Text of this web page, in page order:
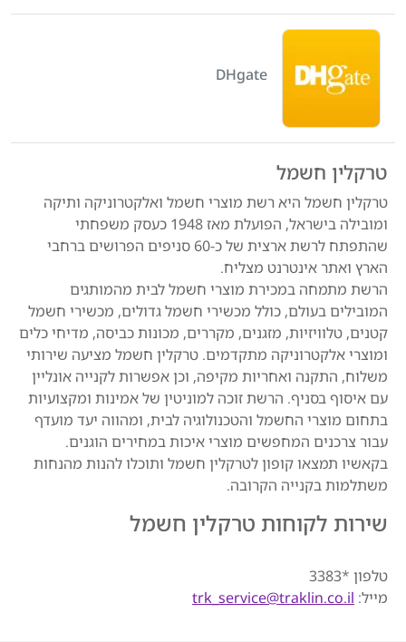
DHgate
טרקלין חשמל
טרקלין חשמל היא רשת מוצרי חשמל ואלקטרוניקה ותיקה
ומובילה בישראל, הפועלת מאז 1948 כעסק משפחתי
שהתפתח לרשת ארצית של כ-60 סניפים הפרושים ברחבי
הארץ ואתר אינטרנט מצליח.
הרשת מתמחה במכירת מוצרי חשמל לבית מהמותגים
המובילים בעולם, כולל מכשירי חשמל גדולים, מכשירי חשמל
קטנים, טלוויזיות, מזגנים, מקררים, מכונות כביסה, מדיחי כלים
ומוצרי אלקטרוניקה מתקדמים. טרקלין חשמל מציעה שירותי
משלוח, התקנה ואחריות מקיפה, וכן אפשרות לקנייה אונליין
עם איסוף בסניף. הרשת זוכה למוניטין של אמינות ומקצועיות
בתחום מוצרי החשמל והטכנולוגיה לבית, ומהווה יעד מועדף
עבור צרכנים המחפשים מוצרי איכות במחירים הוגנים.
בקאשיו תמצאו קופון לטרקלין חשמל ותוכלו להנות מהנחות
משתלמות בקנייה הקרובה.
שירות לקוחות טרקלין חשמל
טלפון *3383
מייל: trk_service@traklin.co.il